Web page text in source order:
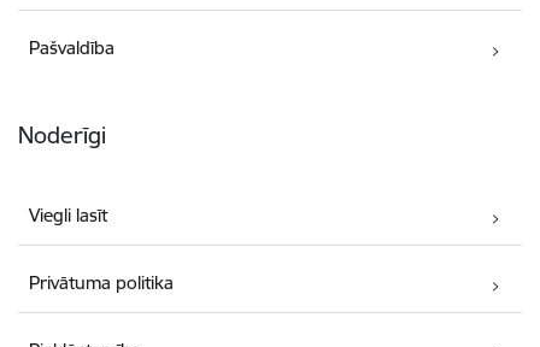
Pašvaldība
Noderīgi
Viegli lasīt
Privātuma politika